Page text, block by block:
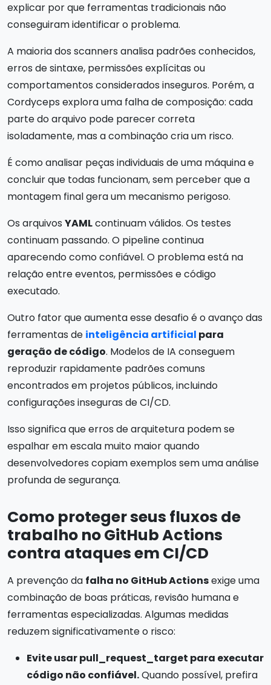
explicar por que ferramentas tradicionais não
conseguiram identificar o problema.
A maioria dos scanners analisa padrões conhecidos,
erros de sintaxe, permissões explícitas ou
comportamentos considerados inseguros. Porém, a
Cordyceps explora uma falha de composição: cada
parte do arquivo pode parecer correta
isoladamente, mas a combinação cria um risco.
É como analisar peças individuais de uma máquina e
concluir que todas funcionam, sem perceber que a
montagem final gera um mecanismo perigoso.
Os arquivos YAMLcontinuam válidos. Os testes
continuam passando. O pipeline continua
aparecendo como confiável. O problema está na
relação entre eventos, permissões e código
executado.
Outro fator que aumenta esse desafio é o avanço das
ferramentas de inteligência artificial para
geração de código. Modelos de IA conseguem
reproduzir rapidamente padrões comuns
encontrados em projetos públicos, incluindo
configurações inseguras de CI/CD.
Isso significa que erros de arquitetura podem se
espalhar em escala muito maior quando
desenvolvedores copiam exemplos sem uma análise
profunda de segurança.
Como proteger seus fluxos de
trabalho no GitHub Actions
contra ataques em CI/CD
A prevenção da falha no GitHub Actionsexige uma
combinação de boas práticas, revisão humana e
ferramentas especializadas. Algumas medidas
reduzem significativamente o risco:
Evite usar pull_request_target para executar
código não confiável.Quando possível, prefira